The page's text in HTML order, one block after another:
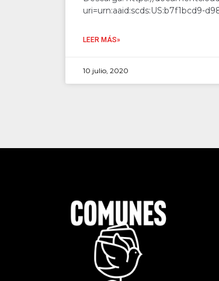
uri=urn:aaid:scds:US:b7f1bcd9-
LEER MÁS»
10 julio, 2020